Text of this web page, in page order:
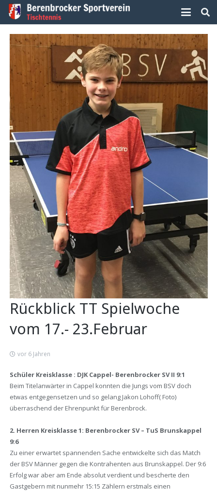
Rückblick TT Spielwoche
vom 17.- 23.Februar
vor 6 Jahren
Schüler Kreisklasse : DJK Cappel- Berenbrocker SV II 9:1
Beim Titelanwärter in Cappel konnten die Jungs vom BSV doch
etwas entgegensetzen und so gelang Jakon Lohoff( Foto)
überraschend der Ehrenpunkt für Berenbrock.
2. Herren Kreisklasse 1: Berenbrocker SV – TuS Brunskappel
9:6
Zu einer erwartet spannenden Sache entwickelte sich das Match
der BSV Männer gegen die Kontrahenten aus Brunskappel. Der 9:6
Erfolg war aber am Ende absolut verdient und bescherte den
Gastgebern mit nunmehr 15:15 Zählern erstmals einen